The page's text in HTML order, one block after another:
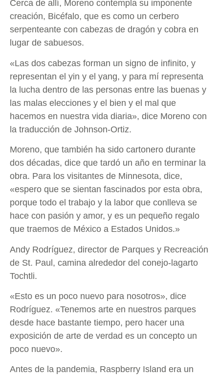
Cerca de allí, Moreno contempla su imponente
creación, Bicéfalo, que es como un cerbero
serpenteante con cabezas de dragón y cobra en
lugar de sabuesos.
«Las dos cabezas forman un signo de infinito, y
representan el yin y el yang, y para mí representa
la lucha dentro de las personas entre las buenas y
las malas elecciones y el bien y el mal que
hacemos en nuestra vida diaria», dice Moreno con
la traducción de Johnson-Ortiz.
Moreno, que también ha sido cartonero durante
dos décadas, dice que tardó un año en terminar la
obra. Para los visitantes de Minnesota, dice,
«espero que se sientan fascinados por esta obra,
porque todo el trabajo y la labor que conlleva se
hace con pasión y amor, y es un pequeño regalo
que traemos de México a Estados Unidos.»
Andy Rodríguez, director de Parques y Recreación
de St. Paul, camina alrededor del conejo-lagarto
Tochtli.
«Esto es un poco nuevo para nosotros», dice
Rodríguez. «Tenemos arte en nuestros parques
desde hace bastante tiempo, pero hacer una
exposición de arte de verdad es un concepto un
poco nuevo».
Antes de la pandemia, Raspberry Island era un